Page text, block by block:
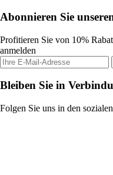
Abonnieren Sie
Profitieren Sie von 10%
anmelden
Bleiben Sie in
Folgen Sie uns in den